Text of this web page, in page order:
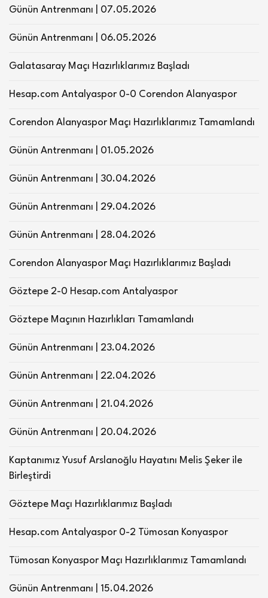
Günün Antrenmanı | 07.05.2026
Günün Antrenmanı | 06.05.2026
Galatasaray Maçı Hazırlıklarımız Başladı
Hesap.com Antalyaspor 0-0 Corendon Alanyaspor
Corendon Alanyaspor Maçı Hazırlıklarımız Tamamlandı
Günün Antrenmanı | 01.05.2026
Günün Antrenmanı | 30.04.2026
Günün Antrenmanı | 29.04.2026
Günün Antrenmanı | 28.04.2026
Corendon Alanyaspor Maçı Hazırlıklarımız Başladı
Göztepe 2-0 Hesap.com Antalyaspor
Göztepe Maçının Hazırlıkları Tamamlandı
Günün Antrenmanı | 23.04.2026
Günün Antrenmanı | 22.04.2026
Günün Antrenmanı | 21.04.2026
Günün Antrenmanı | 20.04.2026
Kaptanımız Yusuf Arslanoğlu Hayatını Melis Şeker ile
Birleştirdi
Göztepe Maçı Hazırlıklarımız Başladı
Hesap.com Antalyaspor 0-2 Tümosan Konyaspor
Tümosan Konyaspor Maçı Hazırlıklarımız Tamamlandı
Günün Antrenmanı | 15.04.2026